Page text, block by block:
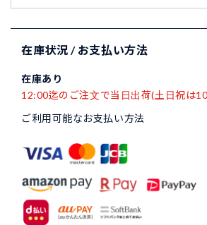
在庫状況 / お支払い方法
在庫あり
12:00迄のご注文で当日出荷(土日祝は
ご利用可能なお支払い方法